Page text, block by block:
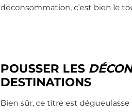
déconsommation, c’est bien le
POUSSER LES
DESTINATIONS
Bien sûr, ce titre est